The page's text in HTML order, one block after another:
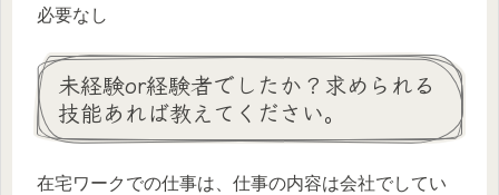
必要なし
未経験or経験者でしたか？求められる
技能あれば教えてください。
在宅ワークでの仕事は、仕事の内容は会社でしてい